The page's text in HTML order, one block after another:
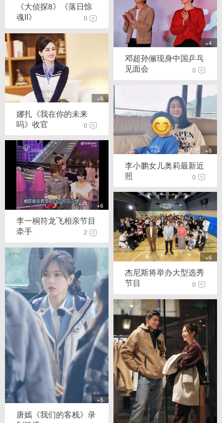
《大侦探8》《落日惊
魂II》
0
+6
娜扎《我在你的未来
吗》收官
0
+6
李一桐符龙飞相亲节目
牵手
2
+5
唐嫣《我们的客栈》录
+4
邓超孙俪现身中国乒乓
见面会
0
+6
李小鹏女儿奥莉最新近
照
0
+6
杰尼斯将举办大型选秀
节目
0